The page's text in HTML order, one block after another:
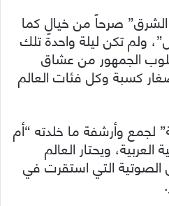
صرحاً من خيالٍ كما
ولم تكن ليلة واحدة تلك
الجمهور من عشاق
كسبة وكل فئات العالم
لجمع وأرشفة ما خلدته “أم
ويحتار العالم
الصوتية التي استقرت في